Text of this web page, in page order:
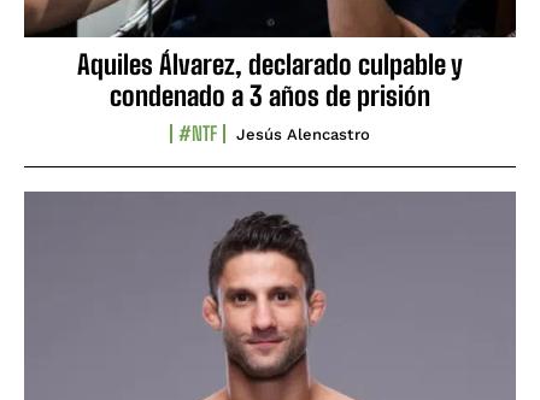
Aquiles Álvarez, declarado culpable y
condenado a 3 años de prisión
#NTF Jesús Alencastro